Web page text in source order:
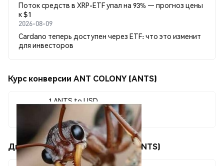
Поток средств в XRP-ETF упал на 93% — прогноз цены
к $1
2026-08-09
Cardano теперь доступен через ETF: что это изменит
для инвесторов
Курс конверсии ANT COLONY (ANTS)
1 ANTS to USD
$0.00000577
Движения цены ANT COLONY (ANTS)